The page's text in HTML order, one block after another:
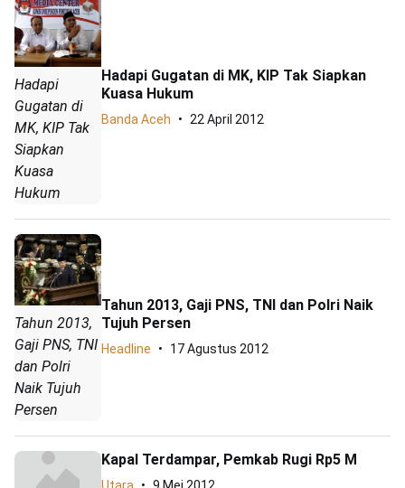
Hadapi
Gugatan di
MK, KIP Tak
Siapkan
Kuasa
Hukum
Hadapi Gugatan di MK, KIP Tak Siapkan
Kuasa Hukum
Banda Aceh 22 April 2012
Tahun 2013,
Gaji PNS, TNI
dan Polri
Naik Tujuh
Persen
Tahun 2013, Gaji PNS, TNI dan Polri Naik
Tujuh Persen
Headline 17 Agustus 2012
Kapal Terdampar, Pemkab Rugi Rp5 M
Utara 9 Mei 2012